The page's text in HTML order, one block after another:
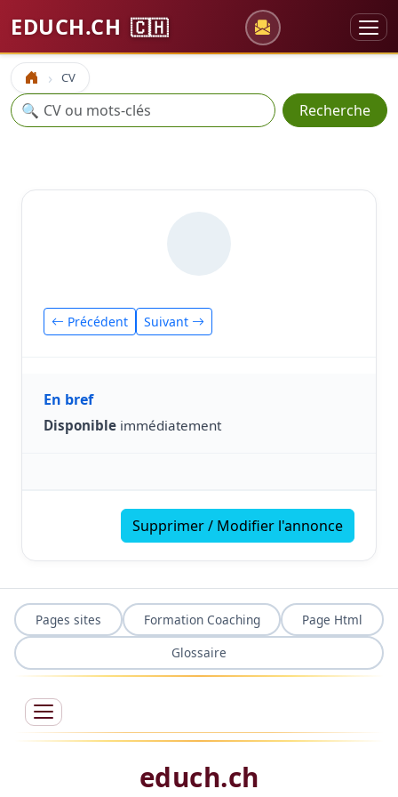
EDUCH.CH 🇨🇭
Accueil CV
Recherche
🔍 Recherche
Précédent Suivant
En bref
Disponible immédiatement
Supprimer / Modifier l'annonce
Pages sites Formation Coaching
Page Html
Glossaire
educh.ch